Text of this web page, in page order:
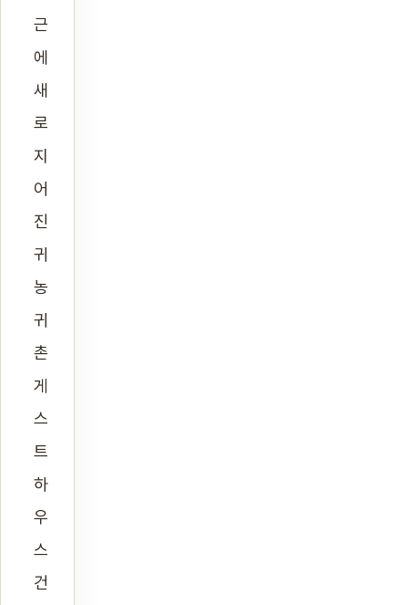
근
에
새
로
지
어
진
귀
농
귀
촌
게
스
트
하
우
스
건